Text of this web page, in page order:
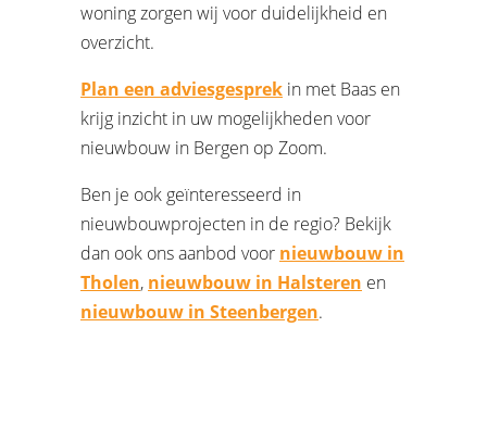
woning zorgen wij voor duidelijkheid en
overzicht.
Plan een adviesgesprek in met Baas en
krijg inzicht in uw mogelijkheden voor
nieuwbouw in Bergen op Zoom.
Ben je ook geïnteresseerd in
nieuwbouwprojecten in de regio? Bekijk
dan ook ons aanbod voor nieuwbouw in
Tholen, nieuwbouw in Halsteren en
nieuwbouw in Steenbergen.